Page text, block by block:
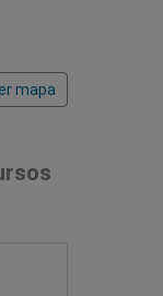
mapa